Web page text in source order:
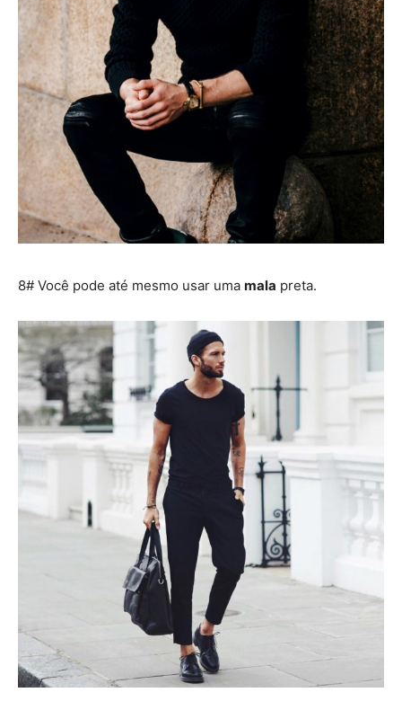
8# Você pode até mesmo usar uma mala preta.